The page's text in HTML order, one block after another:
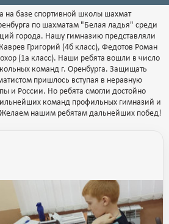
на базе спортивной школы шахмат
по шахматам "Белая ладья" среди
города. Нашу гимназию представляли
Григорий (4б класс), Федотов Роман
(1а класс). Наши ребята вошли в число
команд г. Оренбурга. Защищать
пришлось вступая в неравную
и России. Но ребята смогли достойно
команд профильных гимназий и
нашим ребятам дальнейших побед!